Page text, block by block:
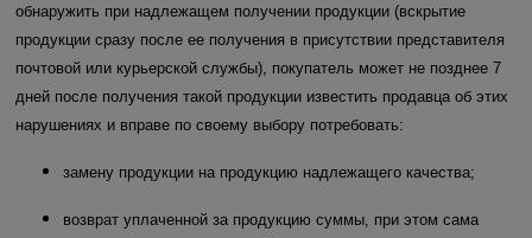
обнаружить при надлежащем получении продукции (вскрытие
продукции сразу после ее получения в присутствии представителя
почтовой или курьерской службы), покупатель может не позднее 7
дней после получения такой продукции известить продавца об этих
нарушениях и вправе по своему выбору потребовать:
замену продукции на продукцию надлежащего качества;
возврат уплаченной за продукцию суммы, при этом сама